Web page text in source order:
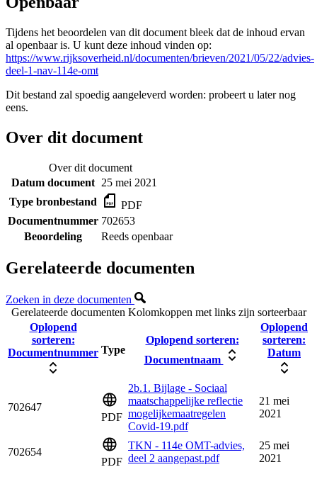
Tijdens het beoordelen van dit document bleek dat de inhoud ervan
al openbaar is. U kunt deze inhoud vinden op:
https://www.rijksoverheid.nl/documenten/brieven/2021/05/22/advies-
deel-1-nav-114e-omt
Dit bestand zal spoedig aangeleverd worden: probeert u later nog
eens.
Over dit document
Over dit document
Datum document 25 mei 2021
Type bronbestand
PDF
Documentnummer 702653
Beoordeling
Reeds openbaar
Gerelateerde documenten
Zoeken in deze documenten
Gerelateerde documenten Kolomkoppen met links zijn sorteerbaar
Oplopend
sorteren:
Documentnummer Type
Oplopend sorteren:
Documentnaam
Oplopend
sorteren:
Datum
702647
PDF
2b.1. Bijlage - Sociaal
maatschappelijke reflectie
mogelijkemaatregelen
Covid-19.pdf
21 mei
2021
702654
PDF
TKN - 114e OMT-advies,
deel 2 aangepast.pdf
25 mei
2021